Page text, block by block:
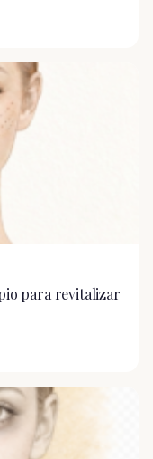
para revitalizar